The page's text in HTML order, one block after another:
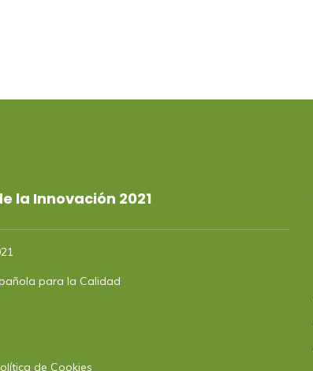
la Innovación 2021
para la Calidad
de Cookies